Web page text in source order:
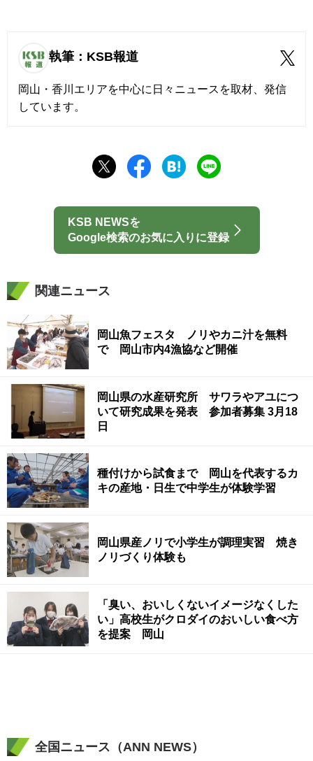
執筆：KSB報道
岡山・香川エリアを中心に日々ニュースを取材、発信
しています。
KSB NEWSを
Google検索のお気に入りに登録
関連ニュース
岡山魚フェスタ ノリやカニ汁を無料
で 岡山市内4漁協など開催
岡山県の水産研究所 サワラやアユにつ
いて研究成果を発表 参加者募集 3月18
日
種付けから試食まで 岡山を代表するカ
キの産地・日生で中学生が体験学習
岡山県産ノリで小学生が調理実習 焼き
ノリづくり体験も
「臭い、おいしくないイメージなくした
い」高校生がクロダイのおいしい食べ方
を提案 岡山
全国ニュース（ANN NEWS）